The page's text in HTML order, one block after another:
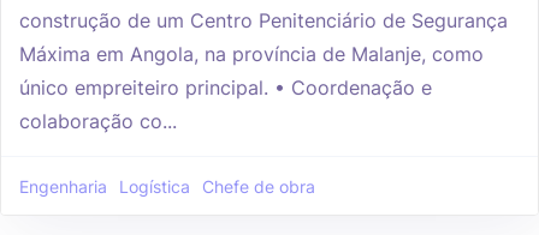
construção de um Centro Penitenciário de Segurança
Máxima em Angola, na província de Malanje, como
único empreiteiro principal. • Coordenação e
colaboração co...
Engenharia Logística Chefe de obra